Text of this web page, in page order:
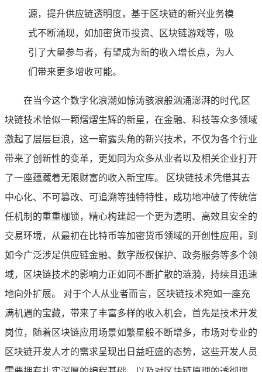
源，提升供应链透明度，基于区块链的新兴业务模
式不断涌现，如加密货币投资、区块链游戏等，吸
引了大量参与者，有望成为新的收入增长点，为人
们带来更多增收可能。
在当今这个数字化浪潮如惊涛骇浪般汹涌澎湃的时代,区
块链技术恰似一颗熠熠生辉的新星，在金融、科技等众多领域
激起了层层巨浪，这一崭露头角的新兴技术，不仅为各个行业
带来了创新性的变革，更如同为众多从业者以及相关企业打开
了一座蕴藏着无限财富的收入新宝库。 区块链技术凭借其去
中心化、不可篡改、可追溯等独特特性，成功地冲破了传统信
任机制的重重枷锁，精心构建起一个更为透明、高效且安全的
交易环境，从最初在比特币等加密货币领域的开创性应用，到
如今广泛涉足供应链金融、数字版权保护、政务服务等多个领
域，区块链技术的影响力正如同不断扩散的涟漪，持续且迅速
地向外扩展。 对于个人从业者而言，区块链技术宛如一座充
满机遇的宝藏，带来了丰富多样的收入机会，首先是技术开发
岗位，随着区块链应用场景如繁星般不断增多，市场对专业的
区块链开发人才的需求呈现出日益旺盛的态势，这些开发人员